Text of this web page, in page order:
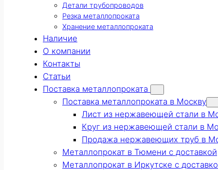
Детали трубопроводов
Резка металлопроката
Хранение металлопроката
Наличие
О компании
Контакты
Статьи
Поставка металлопроката
Поставка металлопроката в Москву
Лист из нержавеющей стали в
Круг из нержавеющей стали в
Продажа нержавеющих труб в
Металлопрокат в Тюмени с доставкой
Металлопрокат в Иркутске с